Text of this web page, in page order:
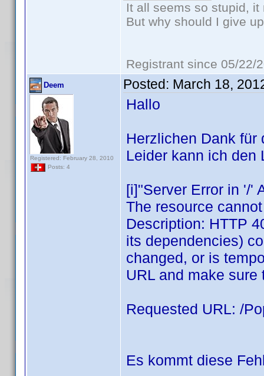
It all seems so stupid,
But why should I give
Registrant since 05/22/
Deem
Registered: February 28, 2010
Posts: 4
Posted: March 18,
Hallo
Herzlichen Dank für
Leider kann ich den
[i]"Server Error in '/'
The resource
Description: HTTP
its dependencies)
changed, or is
URL and make
Requested URL: /
Es kommt diese